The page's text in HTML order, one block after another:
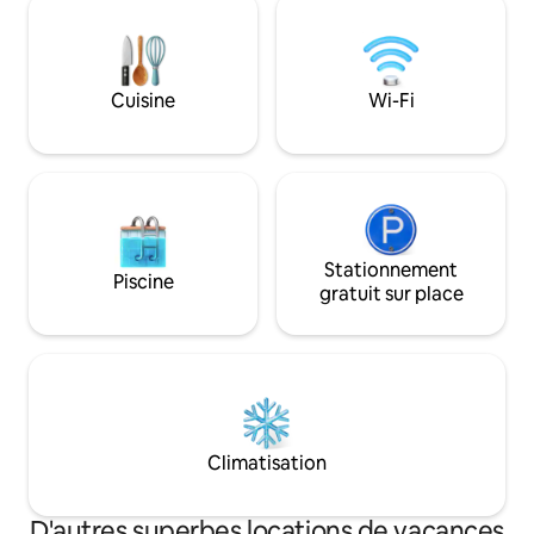
la pâtisserie Il y a une épicerie à
proximité et de beaux cafés dans le
quartier. Convient à ceux qui veulent se
reposer et profiter d'un environnement
luxueux : la cuisine, le lit et les fauteuils
dans une communauté religieuse
Shomer Shabbat. Il n'y a pas d'entrée
dans la communauté avec un véhicule le
Shabbat Il y a une plaque chauffante et
couple - peut
NIS supplémentaires À 5
voiture du village
où il y a des
baklava et plus
restaurants et
casher et ne sont
À environ 25
Jérusalem Il y a
randonnée qui
Cuisine Wi-Fi
Piscine
Stationnement
gratuit sur place
Climatisation